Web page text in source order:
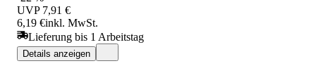
UVP 7,91 €
6,19 €inkl. MwSt.
Lieferung bis 1 Arbeitstag
Details anzeigen